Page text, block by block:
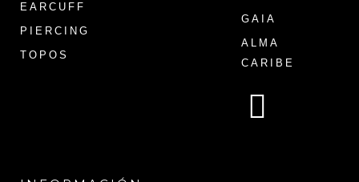
EARCUFF
PIERCING
TOPOS
GAIA
ALMA
CARIBE